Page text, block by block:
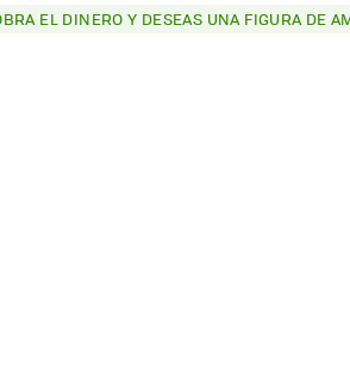
EL DINERO Y DESEAS UNA FIGURA DE